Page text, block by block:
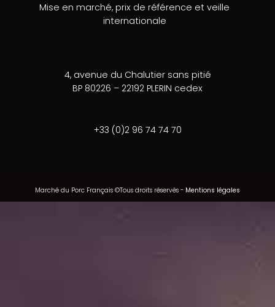
Mise en marché, prix de référence et veille
internationale
4, avenue du Chalutier sans pitié
BP 80226 – 22192 PLERIN cedex
+33 (0)2 96 74 74 70
Marché du Porc Français ©Tous droits réservés - Mentions légales